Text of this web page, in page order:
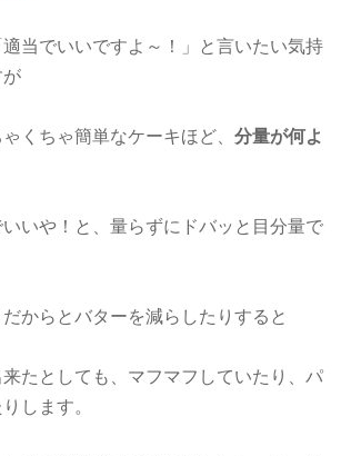
当でいいですよ～！」と言いたい気持
が
くちゃ簡単なケーキほど、 分量が何よ
いや！と、量らずにドバッと目分量で
からとバターを減らしたりすると
たとしても、マフマフしていたり、パ
します。